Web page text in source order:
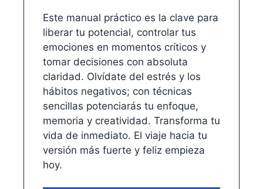
Este manual práctico es la clave para
liberar tu potencial, controlar tus
emociones en momentos críticos y
tomar decisiones con absoluta
claridad. Olvídate del estrés y los
hábitos negativos; con técnicas
sencillas potenciarás tu enfoque,
memoria y creatividad. Transforma tu
vida de inmediato. El viaje hacia tu
versión más fuerte y feliz empieza
hoy.